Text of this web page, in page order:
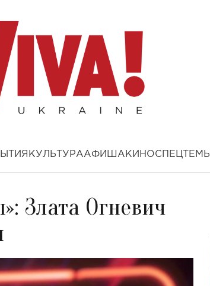
КУЛЬТУРААФИША КИНОСПЕЦТЕМЫ
Злата Огневич